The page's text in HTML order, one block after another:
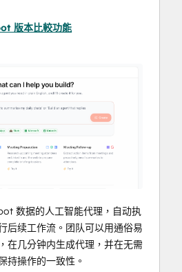
团队更快地做出反应，保持
HubSpot连接，用户可将
工作转变为结构化、自动
提高速度、一致性和数据质
版本比較功能
数据的人工智能代理，自动执
后续工作流。团队可以用通俗易
在几分钟内生成代理，并在无需
持操作的一致性。